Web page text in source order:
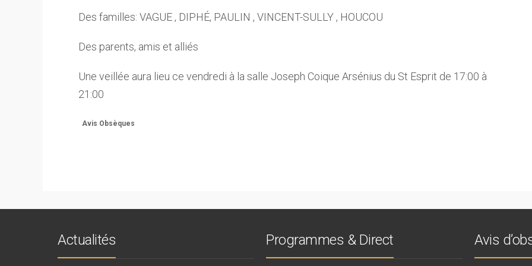
Des familles: VAGUE , DIPHÉ, PAULIN , VINCENT-SULLY , HOUCOU
Des parents, amis et alliés
Une veillée aura lieu ce vendredi à la salle Joseph Coique Arsénius du St Esprit de 17:00 à
21:00
Avis Obsèques
Actualités Programmes & Direct Avis